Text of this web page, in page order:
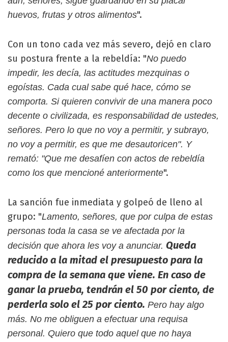
huevos, frutas y otros alimentos".
Con un tono cada vez más severo, dejó en claro
su postura frente a la rebeldía: "No puedo
impedir, les decía, las actitudes mezquinas o
egoístas. Cada cual sabe qué hace, cómo se
comporta. Si quieren convivir de una manera poco
decente o civilizada, es responsabilidad de ustedes,
señores. Pero lo que no voy a permitir, y subrayo,
no voy a permitir, es que me desautoricen". Y
remató: "Que me desafíen con actos de rebeldía
como los que mencioné anteriormente".
La sanción fue inmediata y golpeó de lleno al
grupo: "Lamento, señores, que por culpa de estas
personas toda la casa se ve afectada por la
decisión que ahora les voy a anunciar. Queda
reducido a la mitad el presupuesto para la
compra de la semana que viene. En caso de
ganar la prueba, tendrán el 50 por ciento, de
perderla solo el 25 por ciento. Pero hay algo
más. No me obliguen a efectuar una requisa
personal. Quiero que todo aquel que no haya